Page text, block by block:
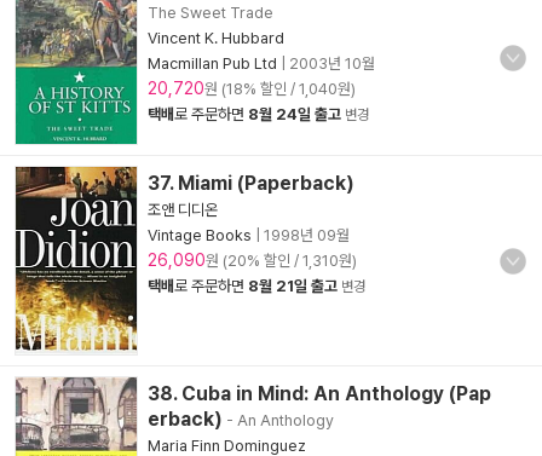
The Sweet Trade
Vincent K. Hubbard
Macmillan Pub Ltd
2003년 10월
20,720원 (18% 할인 / 1,040원)
택배로 주문하면 8월 24일 출고 변경
37. Miami (Paperback)
조앤 디디온
Vintage Books
1998년 09월
26,090원 (20% 할인 / 1,310원)
택배로 주문하면 8월 21일 출고 변경
38. Cuba in Mind: An Anthology (Pap
erback) - An Anthology
Maria Finn Dominguez